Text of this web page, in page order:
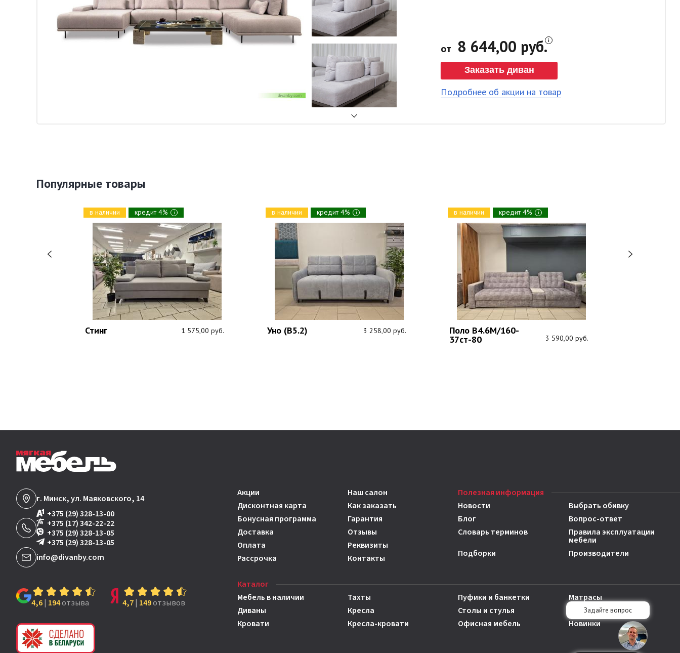
от 8 644,00 руб.
Заказать диван
Подробнее об акции на товар
Популярные товары
в наличии кредит 4% i
Стинг 1 575,00 руб.
в наличии кредит 4% i
Уно (В5.2) 3 258,00 руб.
в наличии кредит 4% i
Поло В4.6М/160-
37ст-80 3 590,00 руб.
г. Минск, ул. Маяковского, 14
+375 (29) 328-13-00
+375 (17) 342-22-22
+375 (29) 328-13-05
+375 (29) 328-13-05
info@divanby.com
4,6| 194отзыва 4,7| 149отзывов
Акции
Наш салон
Дисконтная карта
Как заказать
Бонусная программа
Гарантия
Доставка
Отзывы
Оплата
Реквизиты
Рассрочка
Контакты
Полезная информация
Новости
Выбрать обивку
Блог
Вопрос-ответ
Словарь терминов
Правила эксплуатации
мебели
Подборки
Производители
Каталог
Мебель в наличии
Диваны
Кровати
Тахты
Кресла
Кресла-кровати
Пуфики и банкетки
Столы и стулья
Офисная мебель
Матрасы
Аксессуары
Новинки